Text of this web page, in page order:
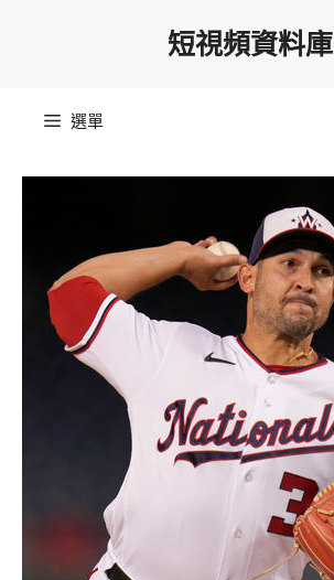
短視頻資料庫
選單